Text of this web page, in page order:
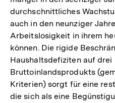
durchschnittliches
auch in den neunziger
Arbeitslosigkeit in ihrem
können. Die rigide
Haushaltsdefiziten auf drei
Bruttoinlandsprodukts
Kriterien) sorgt für eine
die sich als eine